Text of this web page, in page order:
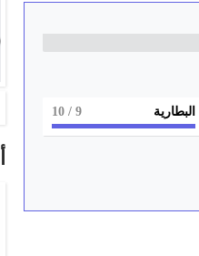
البطارية 9
/ 10